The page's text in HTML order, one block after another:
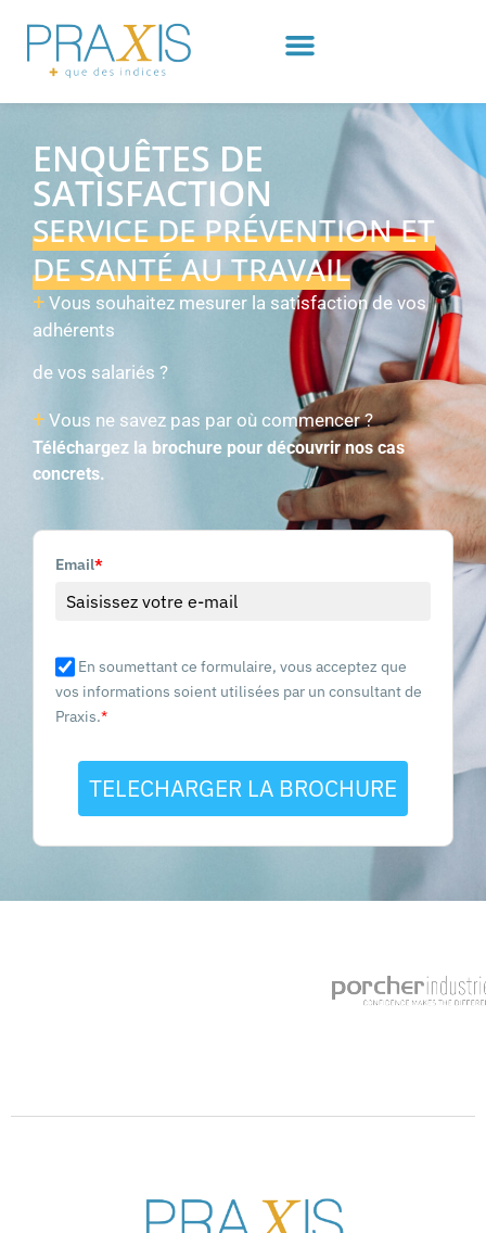
ENQUÊTES DE
SATISFACTION
SERVICE DE PRÉVENTION ET
DE SANTÉ AU TRAVAIL
+ Vous souhaitez mesurer la satisfaction de vos
adhérents
de vos salariés ?
+ Vous ne savez pas par où commencer ?
Téléchargez la brochure pour découvrir nos cas
concrets.
Email*
En soumettant ce formulaire, vous acceptez que
vos informations soient utilisées par un consultant de
Praxis.*
TELECHARGER LA BROCHURE